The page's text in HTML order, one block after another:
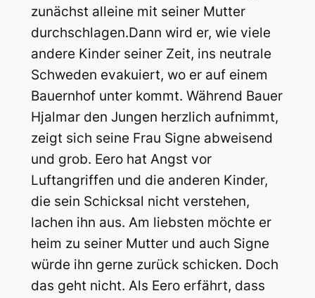
zunächst alleine mit seiner Mutter
durchschlagen.Dann wird er, wie viele
andere Kinder seiner Zeit, ins neutrale
Schweden evakuiert, wo er auf einem
Bauernhof unter kommt. Während Bauer
Hjalmar den Jungen herzlich aufnimmt,
zeigt sich seine Frau Signe abweisend
und grob. Eero hat Angst vor
Luftangriffen und die anderen Kinder,
die sein Schicksal nicht verstehen,
lachen ihn aus. Am liebsten möchte er
heim zu seiner Mutter und auch Signe
würde ihn gerne zurück schicken. Doch
das geht nicht. Als Eero erfährt, dass